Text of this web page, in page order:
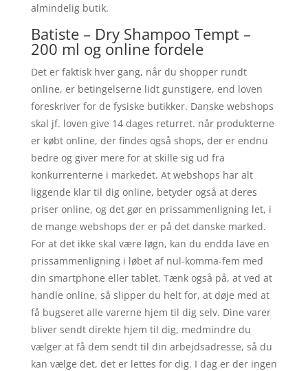
almindelig butik.
Batiste – Dry Shampoo Tempt –
200 ml og online fordele
Det er faktisk hver gang, når du shopper rundt
online, er betingelserne lidt gunstigere, end loven
foreskriver for de fysiske butikker. Danske webshops
skal jf. loven give 14 dages returret. når produkterne
er købt online, der findes også shops, der er endnu
bedre og giver mere for at skille sig ud fra
konkurrenterne i markedet. At webshops har alt
liggende klar til dig online, betyder også at deres
priser online, og det gør en prissammenligning let, i
de mange webshops der er på det danske marked.
For at det ikke skal være løgn, kan du endda lave en
prissammenligning i løbet af nul-komma-fem med
din smartphone eller tablet. Tænk også på, at ved at
handle online, så slipper du helt for, at døje med at
få bugseret alle varerne hjem til dig selv. Dine varer
bliver sendt direkte hjem til dig, medmindre du
vælger at få dem sendt til din arbejdsadresse, så du
kan vælge det, det er lettes for dig. I dag er der ingen